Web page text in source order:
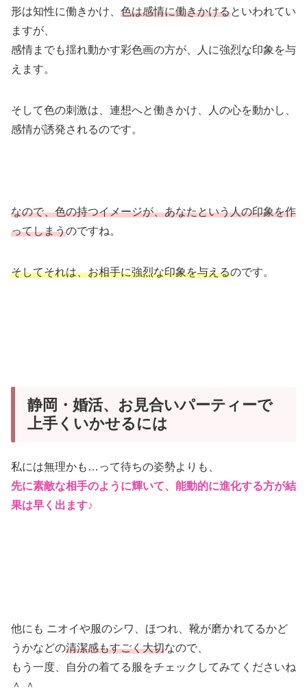
形は知性に働きかけ、 色は感情に働きかけるといわれてい
ますが、
感情までも揺れ動かす彩色画の方が、人に強烈な印象を与
えます。
そして色の刺激は、連想へと働きかけ、人の心を動かし、
感情が誘発されるのです。
なので、色の持つイメージが、あなたという人の印象を作
ってしまうのですね。
そしてそれは、お相手に強烈な印象を与えるのです。
静岡・婚活、お見合いパーティーで
上手くいかせるには
私には無理かも…って待ちの姿勢よりも、
先に素敵な相手のように輝いて、 能動的に進化する方が結
果は早く出ます♪
他にも ニオイや服のシワ、ほつれ、靴が磨かれてるかど
うかなどの清潔感もすごく大切なので、
もう一度、自分の着てる服をチェックしてみてくださいね
＾ ＾